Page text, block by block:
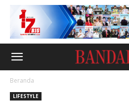
Beranda
LIFESTYLE